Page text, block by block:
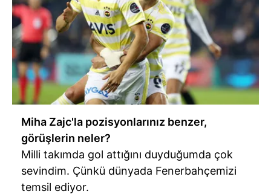
Miha Zajc'la pozisyonlarınız benzer,
görüşlerin neler?
Milli takımda gol attığını duyduğumda çok
sevindim. Çünkü dünyada Fenerbahçemizi
temsil ediyor.